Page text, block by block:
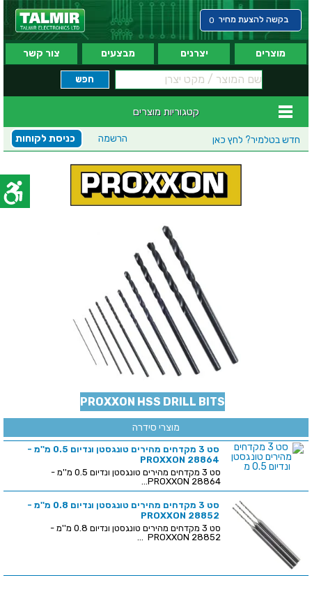
בקשה להצעת מחיר 0
מוצרים יצרנים מבצעים צור קשר
קטגוריות מוצרים
חדש בטלמיר? לחץ כאן כניסת לקוחות הרשמה
PROXXON HSS DRILL BITS
מוצרי סידרה
סט 3 מקדחים מהירים טונגסטן ונדיום 0.5 מ''מ -
PROXXON 28864
סט 3 מקדחים מהירים טונגסטן ונדיום 0.5 מ''מ -
PROXXON 28864...
סט 3 מקדחים מהירים טונגסטן ונדיום 0.8 מ''מ -
PROXXON 28852
סט 3 מקדחים מהירים טונגסטן ונדיום 0.8 מ''מ -
PROXXON 28852 ...